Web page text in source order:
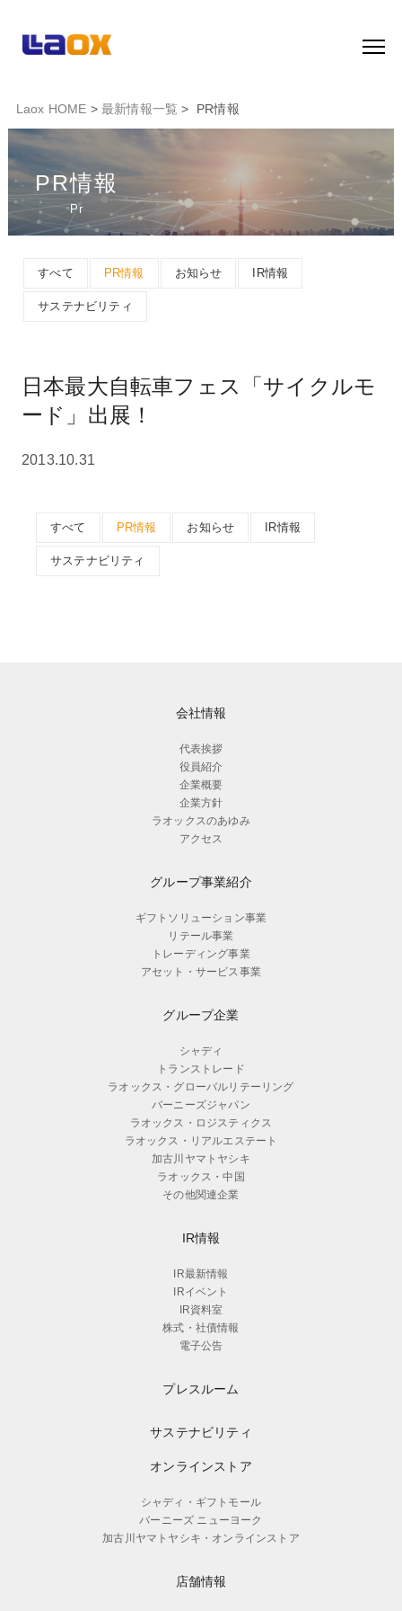
Laox HOME > 最新情報一覧 > PR情報
PR情報
Pr
すべて PR情報 お知らせ IR情報
サステナビリティ
日本最大自転車フェス「サイクルモ
ード」出展！
2013.10.31
すべて PR情報 お知らせ IR情報
サステナビリティ
会社情報
代表挨拶
役員紹介
企業概要
企業方針
ラオックスのあゆみ
アクセス
グループ事業紹介
ギフトソリューション事業
リテール事業
トレーディング事業
アセット・サービス事業
グループ企業
シャディ
トランストレード
ラオックス・グローバルリテーリング
バーニーズジャパン
ラオックス・ロジスティクス
ラオックス・リアルエステート
加古川ヤマトヤシキ
ラオックス・中国
その他関連企業
IR情報
IR最新情報
IRイベント
IR資料室
株式・社債情報
電子公告
プレスルーム
サステナビリティ
オンラインストア
シャディ・ギフトモール
バーニーズ ニューヨーク
加古川ヤマトヤシキ・オンラインストア
店舗情報